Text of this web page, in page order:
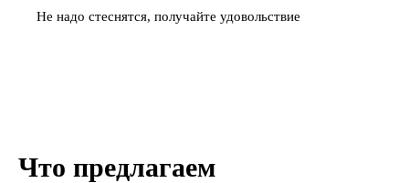
Не надо стеснятся, получайте удовольствие
Что предлагаем